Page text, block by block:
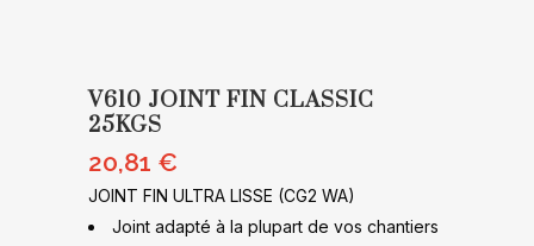
V610 JOINT FIN CLASSIC
25KGS
20,81 €
JOINT FIN ULTRA LISSE (CG2 WA)
Joint adapté à la plupart de vos chantiers